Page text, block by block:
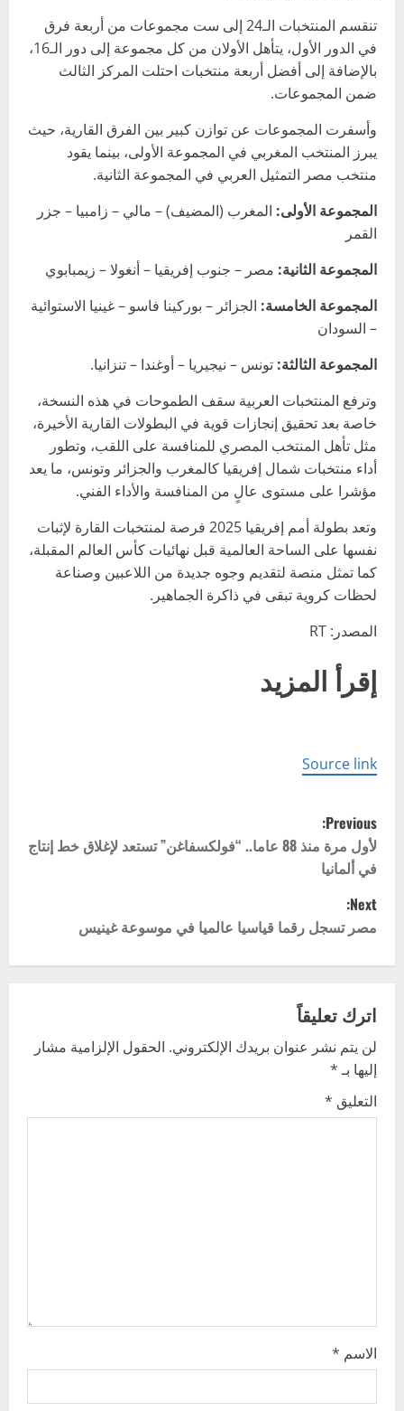
تنقسم المنتخبات الـ24 إلى ست مجموعات من أربعة فرق
في الدور الأول، يتأهل الأولان من كل مجموعة إلى دور الـ16،
بالإضافة إلى أفضل أربعة منتخبات احتلت المركز الثالث
ضمن المجموعات.
وأسفرت المجموعات عن توازن كبير بين الفرق القارية، حيث
يبرز المنتخب المغربي في المجموعة الأولى، بينما يقود
منتخب مصر التمثيل العربي في المجموعة الثانية.
المجموعة الأولى: المغرب (المضيف) – مالي – زامبيا – جزر
القمر
المجموعة الثانية: مصر – جنوب إفريقيا – أنغولا – زيمبابوي
المجموعة الخامسة: الجزائر – بوركينا فاسو – غينيا الاستوائية
– السودان
المجموعة الثالثة: تونس – نيجيريا – أوغندا – تنزانيا.
وترفع المنتخبات العربية سقف الطموحات في هذه النسخة،
خاصة بعد تحقيق إنجازات قوية في البطولات القارية الأخيرة،
مثل تأهل المنتخب المصري للمنافسة على اللقب، وتطور
أداء منتخبات شمال إفريقيا كالمغرب والجزائر وتونس، ما يعد
مؤشرا على مستوى عالٍ من المنافسة والأداء الفني.
وتعد بطولة أمم إفريقيا 2025 فرصة لمنتخبات القارة لإثبات
نفسها على الساحة العالمية قبل نهائيات كأس العالم المقبلة،
كما تمثل منصة لتقديم وجوه جديدة من اللاعبين وصناعة
لحظات كروية تبقى في ذاكرة الجماهير.
المصدر: RT
إقرأ المزيد
Source link
P
o
s
t
n
a
v
i
g
Previous:
لأول مرة منذ 88 عاما.. “فولكسفاغن” تستعد لإغلاق خط إنتاج
في ألمانيا
Next:
مصر تسجل رقما قياسيا عالميا في موسوعة غينيس
اترك تعليقاً
لن يتم نشر عنوان بريدك الإلكتروني. الحقول الإلزامية مشار
إليها بـ*
التعليق *
الاسم *